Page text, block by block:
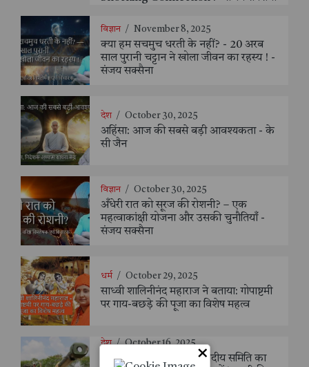
विज्ञान / November 8, 2025
क्या हम सचमुच धरती के नहीं? - 20 अरब
साल पुरानी चट्टान ने खोला जीवन का रहस्य ! -
संजय सक्सैना
देश / October 30, 2025
अहिंसा: आज की सबसे बड़ी आवश्यकता - के
सी जैन
विज्ञान / October 30, 2025
अँधेरी रात को सूरज की रोशनी? – एक
महत्वाकांक्षी योजना और उसकी चुनौतियाँ -
संजय सक्सैना
धर्म / October 29, 2025
साध्वी शालिनीनंद महाराज ने बताया: गोपाष्टमी
पर गाय-बछड़े की पूजा का विशेष महत्व
देश / October 16, 2025
रक्षा मंत्री की अध्यक्षता में संसदीय समिति का
×